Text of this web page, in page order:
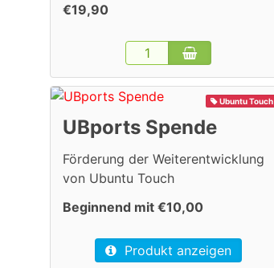
€19,90
Ubuntu Touch
UBports Spende
Förderung der Weiterentwicklung
von Ubuntu Touch
Beginnend mit €10,00
Produkt anzeigen